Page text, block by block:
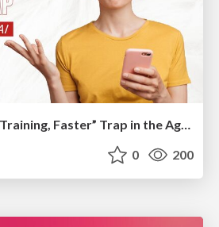
Avoiding the “Bad Training, Faster” Trap in the Age of AI
0 200